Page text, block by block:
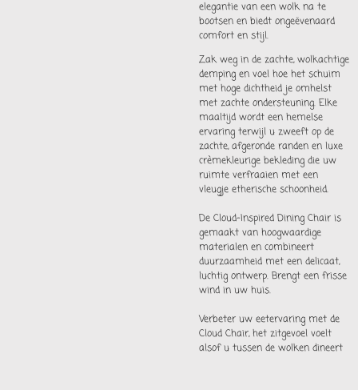
elegantie van een wolk na te
bootsen en biedt ongeëvenaard
comfort en stijl.
Zak weg in de zachte, wolkachtige
demping en voel hoe het schuim
met hoge dichtheid je omhelst
met zachte ondersteuning. Elke
maaltijd wordt een hemelse
ervaring terwijl u zweeft op de
zachte, afgeronde randen en luxe
crèmekleurige bekleding die uw
ruimte verfraaien met een
vleugje etherische schoonheid.
De Cloud-Inspired Dining Chair is
gemaakt van hoogwaardige
materialen en combineert
duurzaamheid met een delicaat,
luchtig ontwerp. Brengt een frisse
wind in uw huis.
Verbeter uw eetervaring met de
Cloud Chair, het zitgevoel voelt
alsof u tussen de wolken dineert